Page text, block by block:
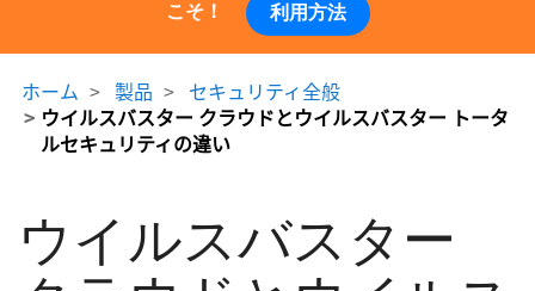
こそ！
利用方法
ホーム 製品
セキュリティ全般
ウイルスバスター クラウドとウイルスバスター トータ
ルセキュリティの違い
ウイルスバスター